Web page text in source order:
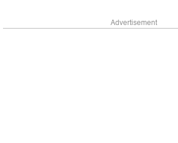
Advertisement